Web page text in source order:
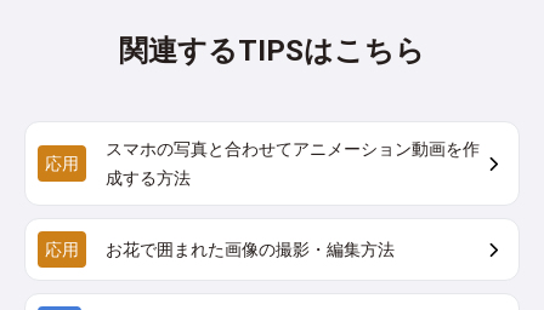
関連するTIPSはこちら
応用
スマホの写真と合わせてアニメーション動画を作
成する方法
応用 お花で囲まれた画像の撮影・編集方法